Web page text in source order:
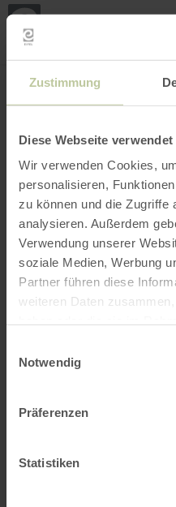
Zustimmung
Diese Webseite
Wir verwenden Cookies,
personalisieren,
zu können und die Zugriffe
analysieren. Außerdem
Verwendung unserer
soziale Medien, Werbung
Partner führen diese
weiteren Daten
Notwendig
Präferenzen
Statistiken